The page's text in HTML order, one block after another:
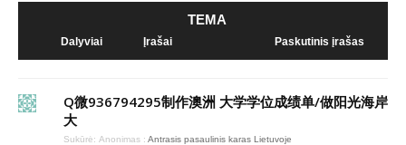
TEMA
Dalyviai Įrašai Paskutinis įrašas
Q微936794295制作澳洲 大学学位成绩单/做阳光海岸
大
Sukūrė: Anonimas : Antrasis pasaulinis karas Lietuvoje